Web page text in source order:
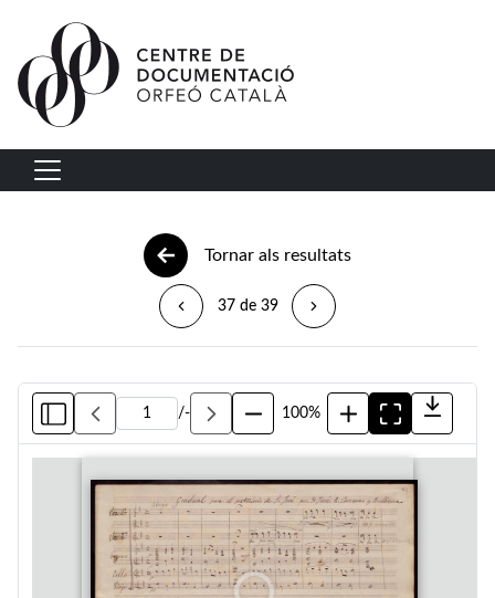
Vés al contingut
Navegació principal
Tornar als resultats
37 de 39
/- 100%